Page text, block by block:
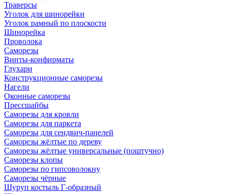
Траверсы
Уголок для шинорейки
Уголок рамный по плоскости
Шинорейка
Проволока
Саморезы
Винты-конфирматы
Глухари
Конструкционные саморезы
Нагели
Оконные саморезы
Прессшайбы
Саморезы для кровли
Саморезы для паркета
Саморезы для сендвич-панелей
Саморезы жёлтые по дереву
Саморезы жёлтые универсальные (поштучно)
Саморезы клопы
Саморезы по гипсоволокну
Саморезы чёрные
Шуруп костыль Г-образный